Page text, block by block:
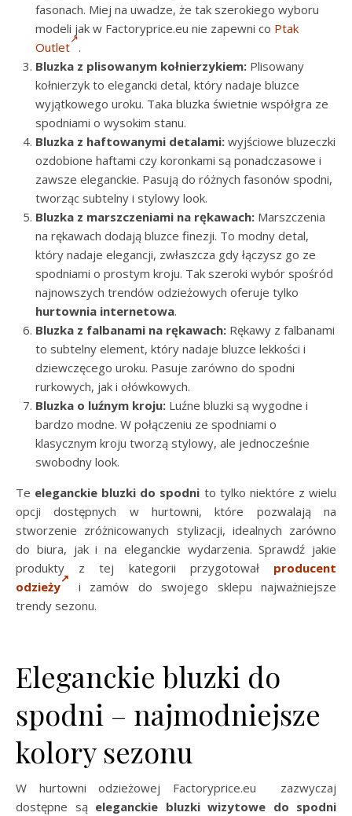
fasonach. Miej na uwadze, że tak szerokiego wyboru
modeli jak w Factoryprice.eu nie zapewni co Ptak
Outlet .
Bluzka z plisowanym kołnierzykiem: Plisowany
kołnierzyk to elegancki detal, który nadaje bluzce
wyjątkowego uroku. Taka bluzka świetnie współgra ze
spodniami o wysokim stanu.
Bluzka z haftowanymi detalami: wyjściowe bluzeczki
ozdobione haftami czy koronkami są ponadczasowe i
zawsze eleganckie. Pasują do różnych fasonów spodni,
tworząc subtelny i stylowy look.
Bluzka z marszczeniami na rękawach: Marszczenia
na rękawach dodają bluzce finezji. To modny detal,
który nadaje elegancji, zwłaszcza gdy łączysz go ze
spodniami o prostym kroju. Tak szeroki wybór spośród
najnowszych trendów odzieżowych oferuje tylko
hurtownia internetowa.
Bluzka z falbanami na rękawach: Rękawy z falbanami
to subtelny element, który nadaje bluzce lekkości i
dziewczęcego uroku. Pasuje zarówno do spodni
rurkowych, jak i ołówkowych.
Bluzka o luźnym kroju: Luźne bluzki są wygodne i
bardzo modne. W połączeniu ze spodniami o
klasycznym kroju tworzą stylowy, ale jednocześnie
swobodny look.
Te eleganckie bluzki do spodni to tylko niektóre z wielu
opcji dostępnych w hurtowni, które pozwalają na
stworzenie zróżnicowanych stylizacji, idealnych zarówno
do biura, jak i na eleganckie wydarzenia. Sprawdź jakie
produkty z tej kategorii przygotował producent
odzieży
i zamów do swojego sklepu najważniejsze
trendy sezonu.
Eleganckie bluzki do
spodni – najmodniejsze
kolory sezonu
W hurtowni odzieżowej Factoryprice.eu
zazwyczaj
dostępne są eleganckie bluzki wizytowe do spodni